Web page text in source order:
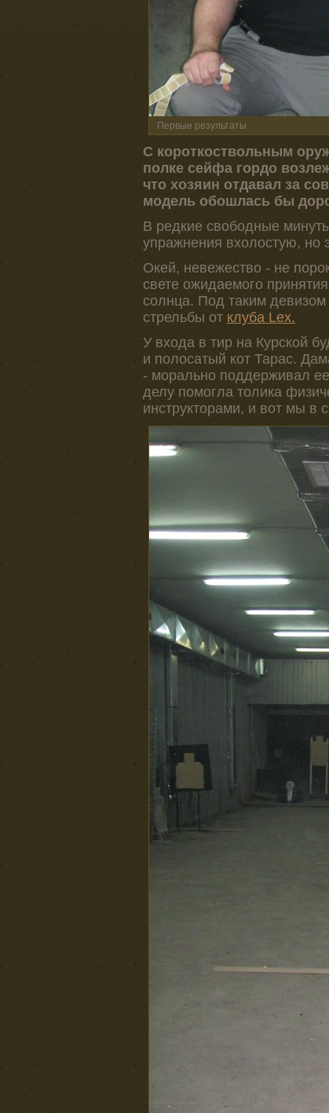
Первые результаты
С короткоствольным
полке сейфа гордо
что хозяин отдавал за
модель обошлась бы
В редкие свободные
упражнения вхолостую, но
Окей, невежество - не
свете ожидаемого принятия
солнца. Под таким
стрельбы от клуба Lex.
У входа в тир на Курской
и полосатый кот Тарас.
- морально поддерживал
делу помогла толика
инструкторами, и вот мы в